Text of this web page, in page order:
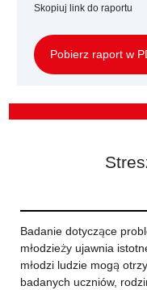
Skopiuj link do raportu
Pobierz raport w
Badanie dotyczące
młodzieży ujawnia
młodzi ludzie mogą
badanych uczniów,